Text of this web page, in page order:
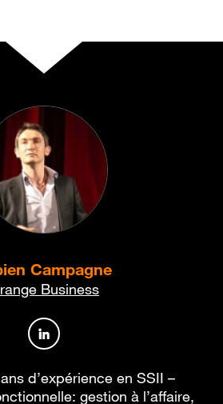
Campagne
Business
Profil de l’auteur sur
d’expérience en SSII –
gestion à l’affaire,